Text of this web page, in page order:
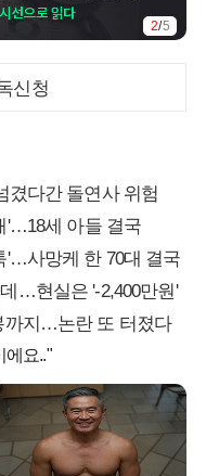
2/5
신청
겼다간 돌연사 위험
'…18세 아들 결국
'…사망케 한 70대 결국
…현실은 '-2,400만원'
까지…논란 또 터졌다
에요.."